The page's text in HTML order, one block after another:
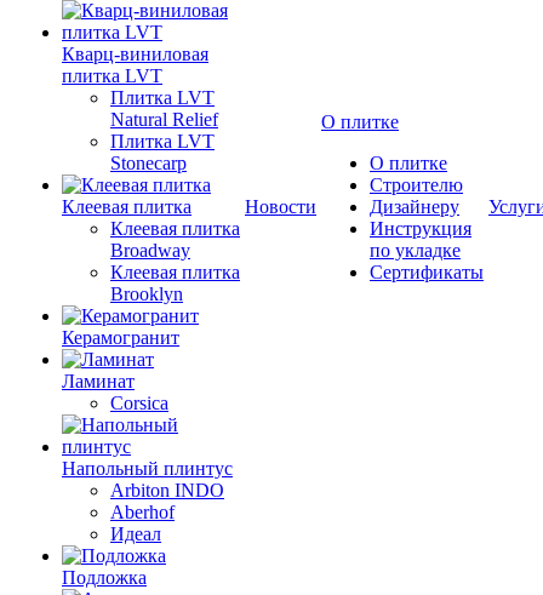
Кварц-виниловая
плитка LVT
Плитка LVT
Natural Relief
Плитка LVT
Stonecarp
Клеевая плитка
Клеевая плитка
Broadway
Клеевая плитка
Brooklyn
Керамогранит
Ламинат
Corsica
Напольный плинтус
Arbiton INDO
Aberhof
Идеал
Подложка
Новости
О плитке
О плитке
Строителю
Дизайнеру
Инструкция
по укладке
Сертификаты